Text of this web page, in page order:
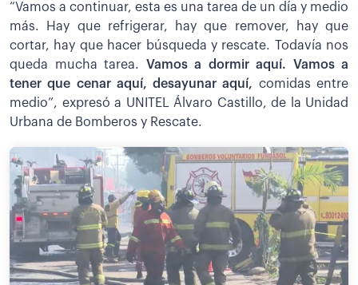
“Vamos a continuar, esta es una tarea de un día y medio
más. Hay que refrigerar, hay que remover, hay que
cortar, hay que hacer búsqueda y rescate. Todavía nos
queda mucha tarea. Vamos a dormir aquí. Vamos a
tener que cenar aquí, desayunar aquí, comidas entre
medio”, expresó a UNITEL Álvaro Castillo, de la Unidad
Urbana de Bomberos y Rescate.